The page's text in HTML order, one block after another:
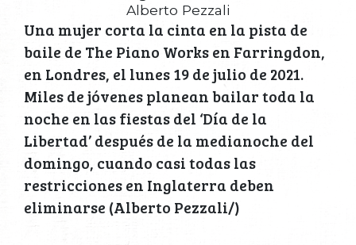
Alberto Pezzali
Una mujer corta la cinta en la pista de
baile de The Piano Works en Farringdon,
en Londres, el lunes 19 de julio de 2021.
Miles de jóvenes planean bailar toda la
noche en las fiestas del ‘Día de la
Libertad’ después de la medianoche del
domingo, cuando casi todas las
restricciones en Inglaterra deben
eliminarse (Alberto Pezzali/)